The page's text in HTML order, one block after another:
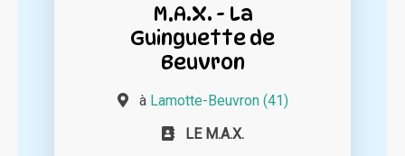
M.A.X. - La
Guinguette de
Beuvron
à Lamotte-Beuvron (41)
LE M.A.X.